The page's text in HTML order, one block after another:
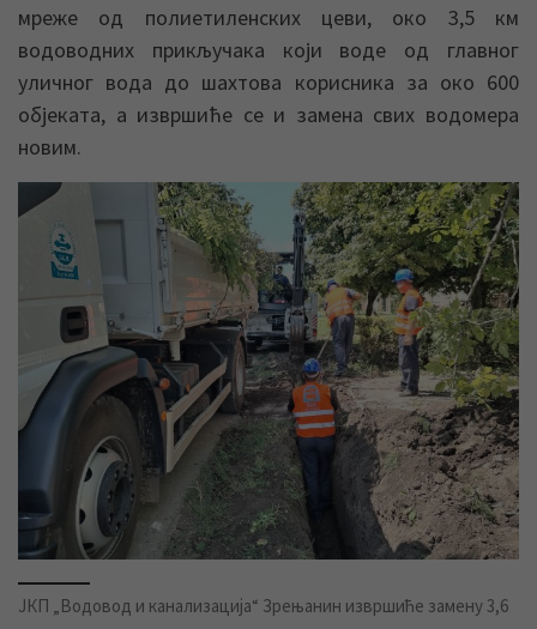
мреже од полиетиленских цеви, око 3,5 км
водоводних прикључака који воде од главног
уличног вода до шахтова корисника за око 600
објеката, а извршиће се и замена свих водомера
новим.
ЈКП „Водовод и канализација“ Зрењанин извршиће замену 3,6